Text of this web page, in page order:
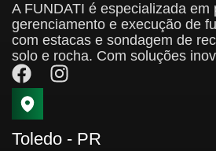
A FUNDATI é especializada em
gerenciamento e execução de
com estacas e sondagem de
solo e rocha. Com soluções
Toledo - PR